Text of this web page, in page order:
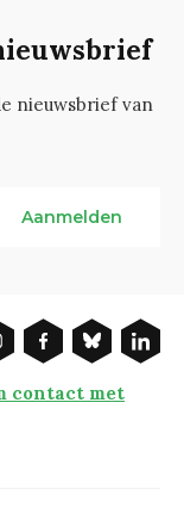
nieuwsbrief van
Aanmelden
contact met